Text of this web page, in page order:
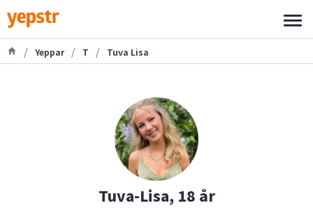
/ Yeppar / T / Tuva Lisa
Tuva-Lisa, 18 år